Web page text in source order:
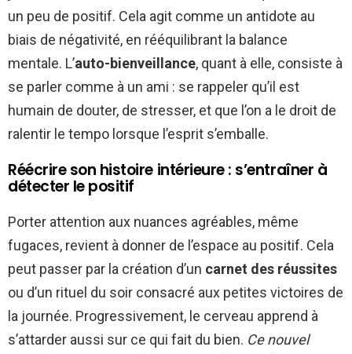
un peu de positif. Cela agit comme un antidote au
biais de négativité, en rééquilibrant la balance
mentale. L’auto-bienveillance, quant à elle, consiste à
se parler comme à un ami : se rappeler qu’il est
humain de douter, de stresser, et que l’on a le droit de
ralentir le tempo lorsque l’esprit s’emballe.
Réécrire son histoire intérieure : s’entraîner à
détecter le positif
Porter attention aux nuances agréables, même
fugaces, revient à donner de l’espace au positif. Cela
peut passer par la création d’un carnet des réussites
ou d’un rituel du soir consacré aux petites victoires de
la journée. Progressivement, le cerveau apprend à
s’attarder aussi sur ce qui fait du bien. Ce nouvel